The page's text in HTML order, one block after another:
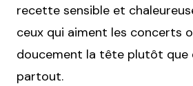
recette sensible et
ceux qui aiment les concerts
doucement la tête plutôt que
partout.